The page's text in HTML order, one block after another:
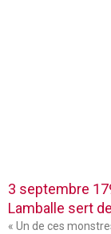
3 septembre
Lamballe sert
« Un de ces